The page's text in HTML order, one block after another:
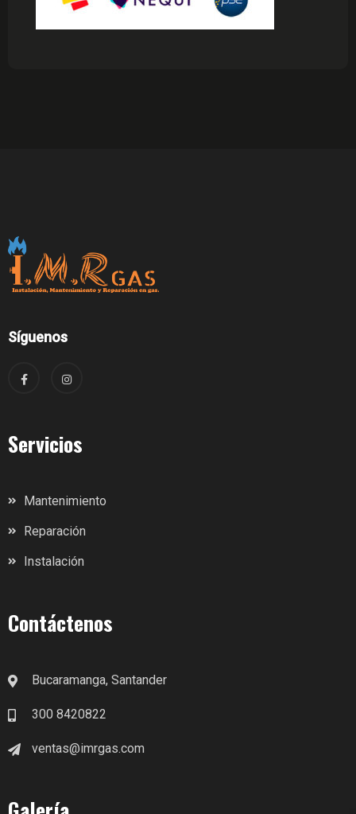
Síguenos
Servicios
Mantenimiento
Reparación
Instalación
Contáctenos
Bucaramanga, Santander
300 8420822
ventas@imrgas.com